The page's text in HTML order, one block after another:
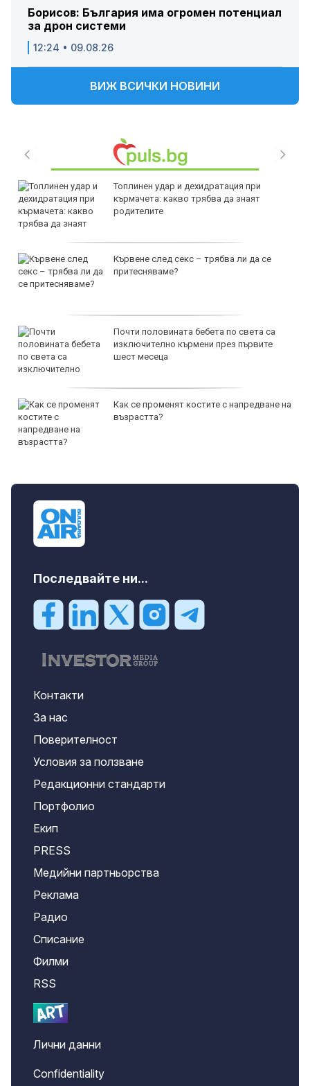
Борисов: България има огромен потенциал
за дрон системи
12:24 • 09.08.26
ВИЖ ВСИЧКИ НОВИНИ
Топлинен удар и дехидратация при
кърмачета: какво трябва да знаят
родителите
Кървене след секс – трябва ли да се
притесняваме?
Почти половината бебета по света са
изключително кърмени през първите
шест месеца
Как се променят костите с напредване на
възрастта?
Последвайте ни...
Контакти
За нас
Поверителност
Условия за ползване
Редакционни стандарти
Портфолио
Екип
PRESS
Медийни партньорства
Реклама
Радио
Списание
Филми
RSS
Лични данни
Confidentiality